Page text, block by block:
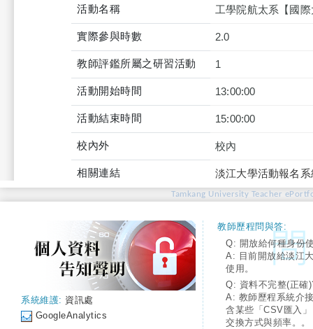
活動名稱 工學院航太系【國
實際參與時數 2.0
教師評鑑所屬之研習活動 1
活動開始時間 13:00:00
活動結束時間 15:00:00
校內外 校內
相關連結 淡江大學活動報名
Tamkang University Teacher
系統維護: 資訊處
GoogleAnalytics
教師歷程問與答:
Q: 開放給何種身份
A: 目前開放給淡江
使用。
Q: 資料不完整(正確
A: 教師歷程系統介
含某些「CSV匯入
交換方式與頻率。。